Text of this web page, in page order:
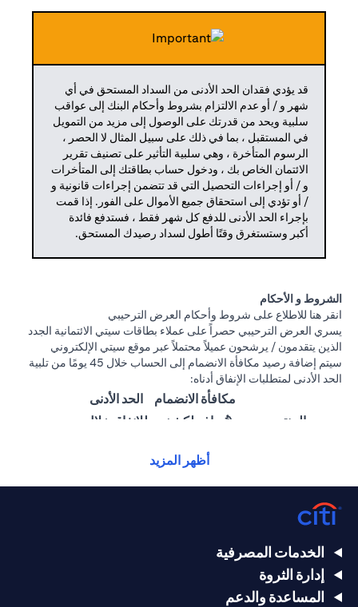
قد يؤدي فقدان الحد الأدنى من السداد المستحق في أي
شهر و / أو عدم الالتزام بشروط وأحكام البنك إلى عواقب
سلبية ويحد من قدرتك على الوصول إلى مزيد من التمويل
في المستقبل ، بما في ذلك على سبيل المثال لا الحصر ،
الرسوم المتأخرة ، وهي سلبية التأثير على تصنيف تقرير
الائتمان الخاص بك ، ودخول حساب بطاقتك إلى المتأخرات
و / أو إجراءات التحصيل التي قد تتضمن إجراءات قانونية و
/ أو تؤدي إلى استحقاق جميع الأموال على الفور. إذا قمت
بإجراء الحد الأدنى للدفع كل شهر فقط ، فستدفع فائدة
أكبر وستستغرق وقتًا أطول لسداد رصيدك المستحق.
الشروط و الأحكام
انقر هنا للاطلاع على شروط وأحكام العرض الترحيبي
يسري العرض الترحيبي حصراً على عملاء بطاقات سيتي الائتمانية الجدد
الذين يتقدمون / يرشحون عميلاً محتملاً عبر موقع سيتي الإلكتروني
سيتم إضافة رصيد مكافأة الانضمام إلى الحساب خلال 45 يومًا من تلبية
الحد الأدنى لمتطلبات الإنفاق أدناه:
المنتج
مكافأة الانضمام
(تُضاف لكشف
الحد الأدنى
للإنفاق خلال
سيتي ألتيما
درهم
بطاقة سيتي
بريستيج الائتمانية
أظهر المزيد
الخدمات المصرفية
إدارة الثروة
المساعدة والدعم